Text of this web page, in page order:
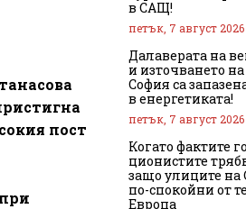
пост
в САЩ!
петък, 7 август 2026
Далаверата на
и източването
София са
в енергетиката!
петък, 7 август 2026
Когато фактите
ционистите
защо улиците на
по-спокойни от
Европа